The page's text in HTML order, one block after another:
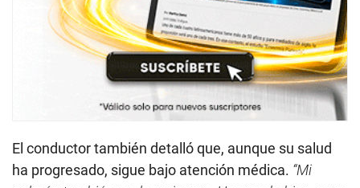
El conductor también detalló que, aunque su salud
ha progresado, sigue bajo atención médica. “Mi